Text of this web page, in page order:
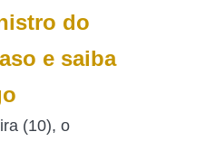
do
e saiba
(10), o